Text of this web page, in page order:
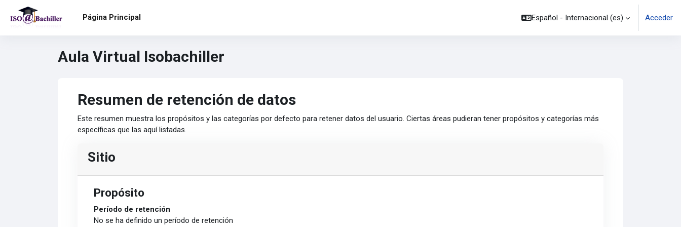
Salta al contenido principal
Página Principal
Español - Internacional ‎(es)‎ Acceder
Aula Virtual Isobachiller
Resumen de retención de datos
Este resumen muestra los propósitos y las categorías por defecto para retener datos del usuario. Ciertas áreas pudieran tener propósitos y categorías más
específicas que las aquí listadas.
Sitio
Propósito
Período de retención
No se ha definido un período de retención